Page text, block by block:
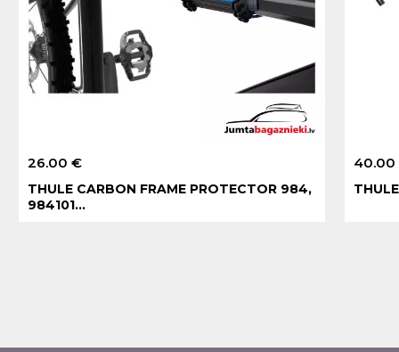
26.00 €
THULE CARBON FRAME PROTECTOR 984,
984101...
40.00